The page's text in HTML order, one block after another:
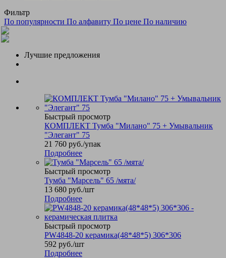
Фильтр
По популярности По алфавиту По цене По наличию
Лучшие предложения
Быстрый просмотр
КОМПЛЕКТ Тумба "Милано" 75 + Умывальник
"Элегант" 75
21 760 руб./упак
Подробнее
Быстрый просмотр
Тумба "Марсель" 65 /мята/
13 680 руб./шт
Подробнее
Быстрый просмотр
PW4848-20 керамика(48*48*5) 306*306
592 руб./шт
Подробнее